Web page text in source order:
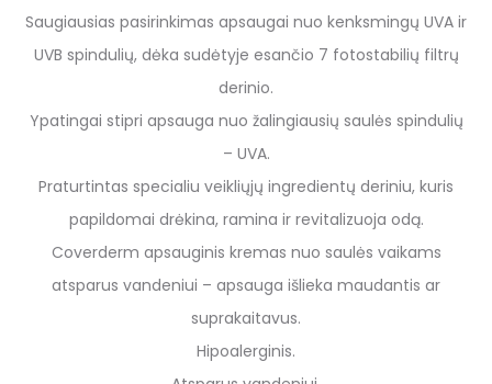
Saugiausias pasirinkimas apsaugai nuo kenksmingų UVA ir
UVB spindulių, dėka sudėtyje esančio 7 fotostabilių filtrų
derinio.
Ypatingai stipri apsauga nuo žalingiausių saulės spindulių
– UVA.
Praturtintas specialiu veikliųjų ingredientų deriniu, kuris
papildomai drėkina, ramina ir revitalizuoja odą.
Coverderm apsauginis kremas nuo saulės vaikams
atsparus vandeniui – apsauga išlieka maudantis ar
suprakaitavus.
Hipoalerginis.